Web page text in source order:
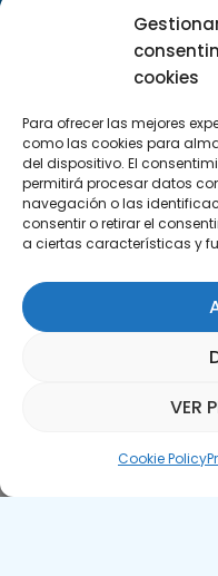
cookies
Para ofrecer las mejores
como las cookies para
del dispositivo. El
permitirá procesar datos
navegación o las
consentir o retirar el
a ciertas características y
VER
Cookie Policy